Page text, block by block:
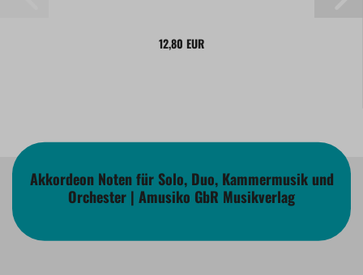
12,80 EUR
Akkordeon Noten für Solo, Duo, Kammermusik und
Orchester | Amusiko GbR Musikverlag